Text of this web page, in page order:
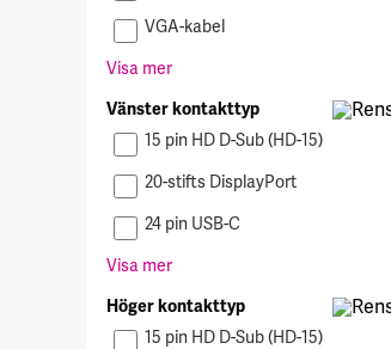
VGA-kabel
Visa mer
Vänster
Vänster kontakttyp
15 pin HD D-Sub (HD-15)
20-stifts DisplayPort
24 pin USB-C
Visa mer
Höger
kontakttyp
Höger kontakttyp
15 pin HD D-Sub (HD-15)